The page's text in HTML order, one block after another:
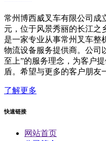
常州博西威叉车有限公司成
元，位于风景秀丽的长江
是一家专业从事常州叉车整
物流设备服务提供商。公司
至上”的服务理念，为客户
盾。希望与更多的客户朋友
了解更多
快速链接
网站首页